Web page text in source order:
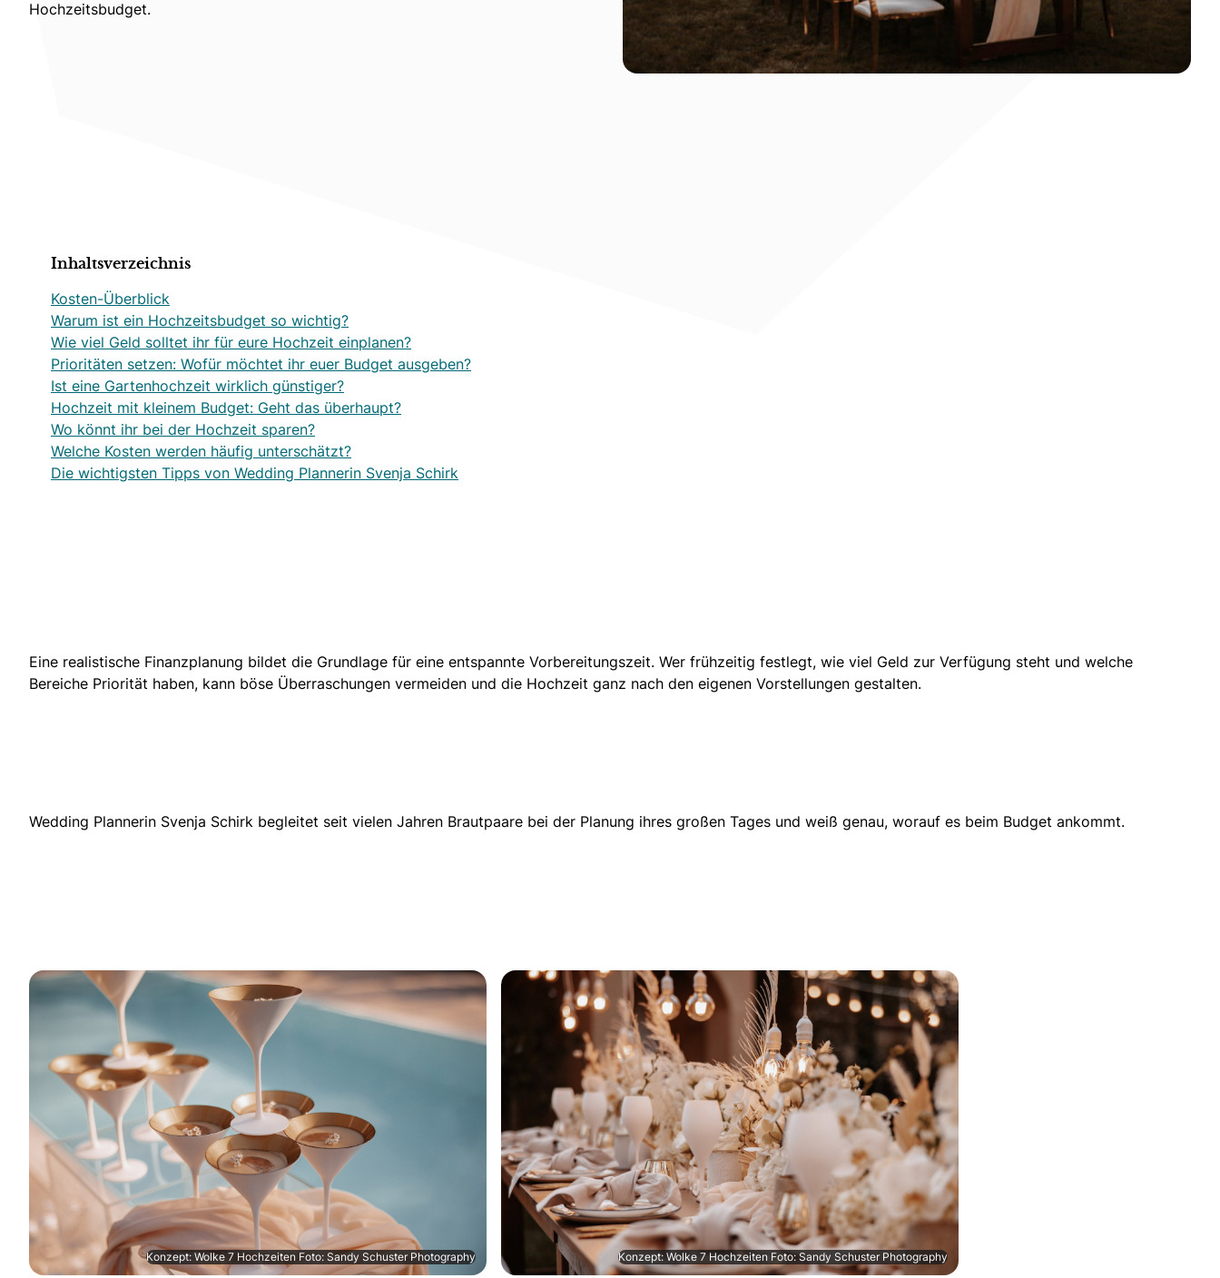
Hochzeitsbudget.
Inhaltsverzeichnis
Kosten-Überblick
Warum ist ein Hochzeitsbudget so wichtig?
Wie viel Geld solltet ihr für eure Hochzeit einplanen?
Prioritäten setzen: Wofür möchtet ihr euer Budget ausgeben?
Ist eine Gartenhochzeit wirklich günstiger?
Hochzeit mit kleinem Budget: Geht das überhaupt?
Wo könnt ihr bei der Hochzeit sparen?
Welche Kosten werden häufig unterschätzt?
Die wichtigsten Tipps von Wedding Plannerin Svenja Schirk
Eine realistische Finanzplanung bildet die Grundlage für eine entspannte Vorbereitungszeit. Wer frühzeitig festlegt, wie viel Geld zur Verfügung steht und welche
Bereiche Priorität haben, kann böse Überraschungen vermeiden und die Hochzeit ganz nach den eigenen Vorstellungen gestalten.
Wedding Plannerin Svenja Schirk begleitet seit vielen Jahren Brautpaare bei der Planung ihres großen Tages und weiß genau, worauf es beim Budget ankommt.
Konzept: Wolke 7 Hochzeiten Foto: Sandy Schuster Photography Konzept: Wolke 7 Hochzeiten Foto: Sandy Schuster Photography